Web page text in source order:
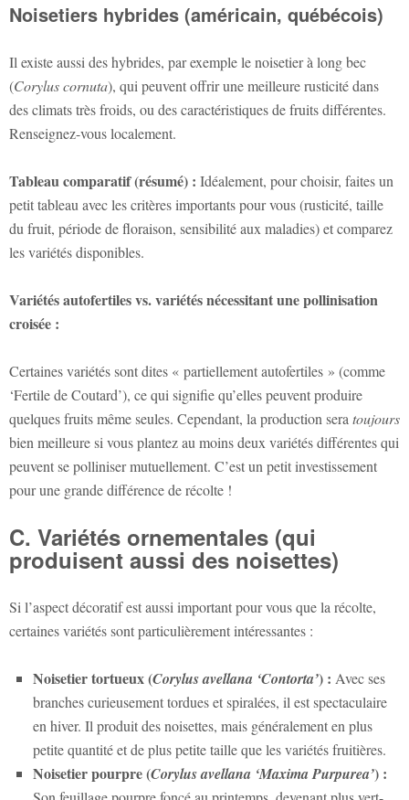
Noisetiers hybrides (américain, québécois)
Il existe aussi des hybrides, par exemple le noisetier à long bec
(Corylus cornuta), qui peuvent offrir une meilleure rusticité dans
des climats très froids, ou des caractéristiques de fruits différentes.
Renseignez-vous localement.
Tableau comparatif (résumé) : Idéalement, pour choisir, faites un
petit tableau avec les critères importants pour vous (rusticité, taille
du fruit, période de floraison, sensibilité aux maladies) et comparez
les variétés disponibles.
Variétés autofertiles vs. variétés nécessitant une pollinisation
croisée :
Certaines variétés sont dites « partiellement autofertiles » (comme
‘Fertile de Coutard’), ce qui signifie qu’elles peuvent produire
quelques fruits même seules. Cependant, la production seratoujours
bien meilleure si vous plantez au moins deux variétés différentes qui
peuvent se polliniser mutuellement. C’est un petit investissement
pour une grande différence de récolte !
C. Variétés ornementales (qui
produisent aussi des noisettes)
Si l’aspect décoratif est aussi important pour vous que la récolte,
certaines variétés sont particulièrement intéressantes :
Noisetier tortueux (Corylus avellana ‘Contorta’) : Avec ses
branches curieusement tordues et spiralées, il est spectaculaire
en hiver. Il produit des noisettes, mais généralement en plus
petite quantité et de plus petite taille que les variétés fruitières.
Noisetier pourpre (Corylus avellana ‘Maxima Purpurea’) :